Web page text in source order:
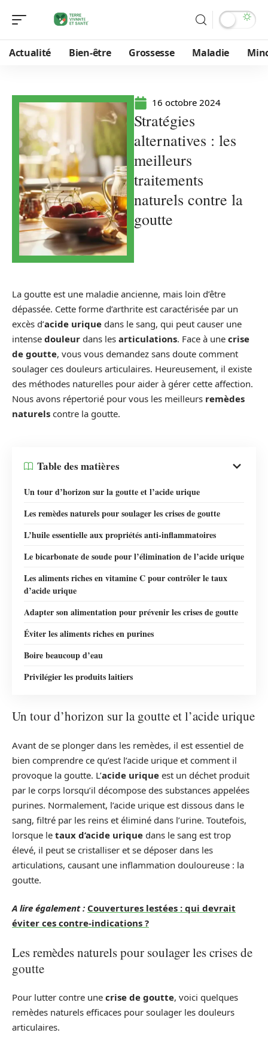
Actualité Bien-être Grossesse Maladie
16 octobre 2024
Stratégies
alternatives : les
meilleurs
traitements
naturels contre la
goutte
La goutte est une maladie ancienne, mais loin d’être
dépassée. Cette forme d’arthrite est caractérisée par un
excès d’acide urique dans le sang, qui peut causer une
intense douleur dans les articulations. Face à une crise
de goutte, vous vous demandez sans doute comment
soulager ces douleurs articulaires. Heureusement, il existe
des méthodes naturelles pour aider à gérer cette affection.
Nous avons répertorié pour vous les meilleurs remèdes
naturels contre la goutte.
Table des matières
Un tour d’horizon sur la goutte et l’acide urique
Les remèdes naturels pour soulager les crises de goutte
L’huile essentielle aux propriétés anti-inflammatoires
Le bicarbonate de soude pour l’élimination de l’acide urique
Les aliments riches en vitamine C pour contrôler le taux
d’acide urique
Adapter son alimentation pour prévenir les crises de goutte
Éviter les aliments riches en purines
Boire beaucoup d’eau
Privilégier les produits laitiers
Un tour d’horizon sur la goutte et l’acide urique
Avant de se plonger dans les remèdes, il est essentiel de
bien comprendre ce qu’est l’acide urique et comment il
provoque la goutte. L’acide urique est un déchet produit
par le corps lorsqu’il décompose des substances appelées
purines. Normalement, l’acide urique est dissous dans le
sang, filtré par les reins et éliminé dans l’urine. Toutefois,
lorsque le taux d’acide urique dans le sang est trop
élevé, il peut se cristalliser et se déposer dans les
articulations, causant une inflammation douloureuse : la
goutte.
A lire également : Couvertures lestées : qui devrait
éviter ces contre-indications ?
Les remèdes naturels pour soulager les crises de
goutte
Pour lutter contre une crise de goutte, voici quelques
remèdes naturels efficaces pour soulager les douleurs
articulaires.